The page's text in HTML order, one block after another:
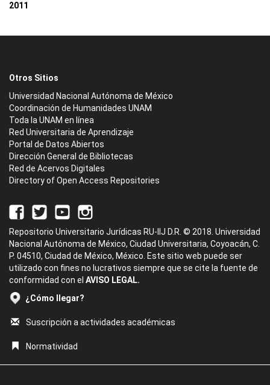
2011
Otros Sitios
Universidad Nacional Autónoma de México
Coordinación de Humanidades UNAM
Toda la UNAM en línea
Red Universitaria de Aprendizaje
Portal de Datos Abiertos
Dirección General de Bibliotecas
Red de Acervos Digitales
Directory of Open Access Repositories
Repositorio Universitario Jurídicas RU-IIJ D.R. © 2018. Universidad
Nacional Autónoma de México, Ciudad Universitaria, Coyoacán, C.
P. 04510, Ciudad de México, México. Este sitio web puede ser
utilizado con fines no lucrativos siempre que se cite la fuente de
conformidad con el AVISO LEGAL.
¿Cómo llegar?
Suscripción a actividades académicas
Normatividad